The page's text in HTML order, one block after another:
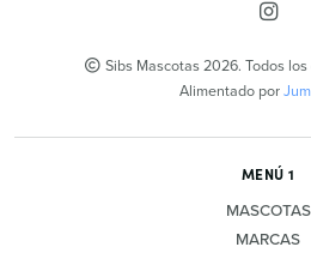
Sibs Mascotas 2026. Todos
Alimentado por
MENÚ 1
MASCOTAS
MARCAS